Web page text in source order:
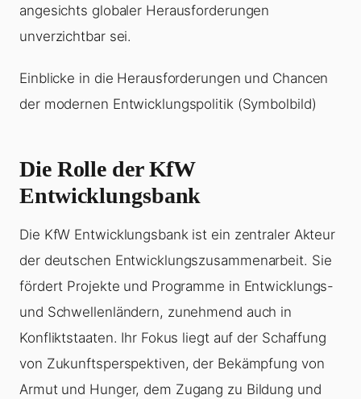
angesichts globaler Herausforderungen
unverzichtbar sei.
Einblicke in die Herausforderungen und Chancen
der modernen Entwicklungspolitik (Symbolbild)
Die Rolle der KfW
Entwicklungsbank
Die KfW Entwicklungsbank ist ein zentraler Akteur
der deutschen Entwicklungszusammenarbeit. Sie
fördert Projekte und Programme in Entwicklungs-
und Schwellenländern, zunehmend auch in
Konfliktstaaten. Ihr Fokus liegt auf der Schaffung
von Zukunftsperspektiven, der Bekämpfung von
Armut und Hunger, dem Zugang zu Bildung und